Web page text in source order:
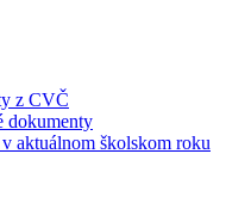
z CVČ
dokumenty
aktuálnom školskom roku